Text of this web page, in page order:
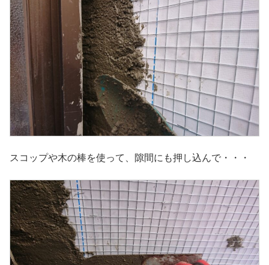
スコップや木の棒を使って、隙間にも押し込んで・・・